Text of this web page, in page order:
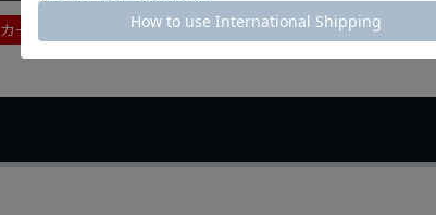
カートに入れる カートに入れる